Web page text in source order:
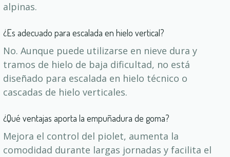
alpinas.
¿Es adecuado para escalada en hielo vertical?
No. Aunque puede utilizarse en nieve dura y
tramos de hielo de baja dificultad, no está
diseñado para escalada en hielo técnico o
cascadas de hielo verticales.
¿Qué ventajas aporta la empuñadura de goma?
Mejora el control del piolet, aumenta la
comodidad durante largas jornadas y facilita el